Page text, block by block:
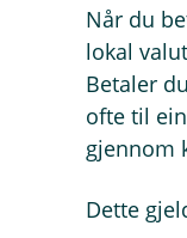
Når du
lokal
Betaler
ofte til
gjennom
Dette